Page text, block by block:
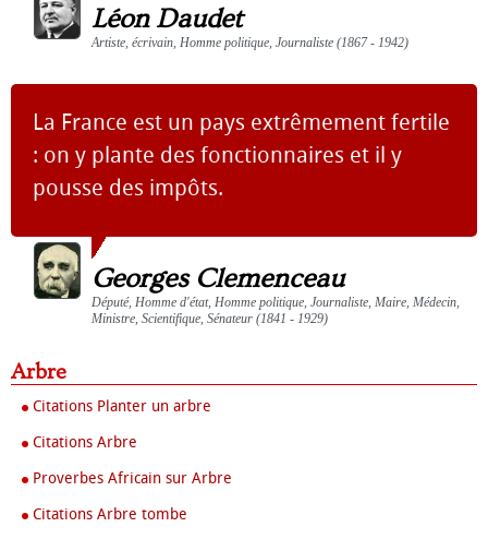
Léon Daudet
Artiste, écrivain, Homme politique, Journaliste (1867 - 1942)
La France est un pays extrêmement fertile
: on y plante des fonctionnaires et il y
pousse des impôts.
Georges Clemenceau
Député, Homme d'état, Homme politique, Journaliste, Maire, Médecin,
Ministre, Scientifique, Sénateur (1841 - 1929)
Arbre
Citations Planter un arbre
Citations Arbre
Proverbes Africain sur Arbre
Citations Arbre tombe